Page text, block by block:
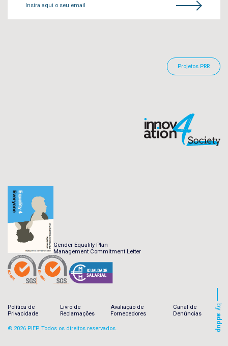
Insira aqui o seu email
Projetos PRR
Gender Equality Plan
Management Commitment Letter
Política de
Privacidade
Livro de
Reclamações
Avaliação de
Fornecedores
Canal de
Denúncias
© 2026 PIEP. Todos os direitos reservados.
by
addup